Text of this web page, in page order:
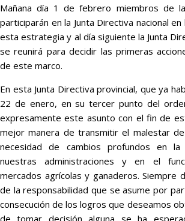
Mañana día 1 de febrero miembros de
participarán en la Junta Directiva nacional
esta estrategia y al día siguiente la Junta
se reunirá para decidir las primeras
de este marco.
En esta Junta Directiva provincial, que ya
22 de enero, en su tercer punto del
expresamente este asunto con el fin de
mejor manera de transmitir el malestar
necesidad de cambios profundos en
nuestras administraciones y en el
mercados agrícolas y ganaderos. Siempre
de la responsabilidad que se asume por
consecución de los logros que deseamos